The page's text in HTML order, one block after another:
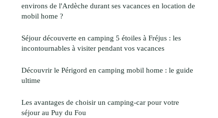
environs de l'Ardèche durant ses vacances en location de
mobil home ?
Séjour découverte en camping 5 étoiles à Fréjus : les
incontournables à visiter pendant vos vacances
Découvrir le Périgord en camping mobil home : le guide
ultime
Les avantages de choisir un camping-car pour votre
séjour au Puy du Fou